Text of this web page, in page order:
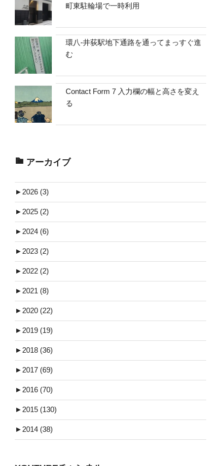
町東駐輪場で一時利用
環八-井荻駅地下通路を通ってまっすぐ進
む
Contact Form 7 入力欄の幅と高さを変え
る
アーカイブ
► 2026 (3)
► 2025 (2)
► 2024 (6)
► 2023 (2)
► 2022 (2)
► 2021 (8)
► 2020 (22)
► 2019 (19)
► 2018 (36)
► 2017 (69)
► 2016 (70)
► 2015 (130)
► 2014 (38)